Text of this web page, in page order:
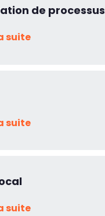
de processus
suite
suite
suite